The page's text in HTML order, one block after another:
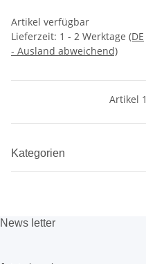
Artikel verfügbar
Lieferzeit: 1 - 2 Werktage (DE
- Ausland abweichend)
Artikel
Kategorien
News letter